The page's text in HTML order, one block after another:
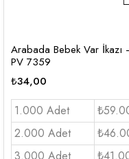
Arabada Bebek Var İkazı
PV 7359
₺34,00
1.000 Adet
2.000 Adet
3.000 Adet